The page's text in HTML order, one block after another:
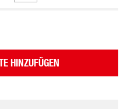
HINZUFÜGEN